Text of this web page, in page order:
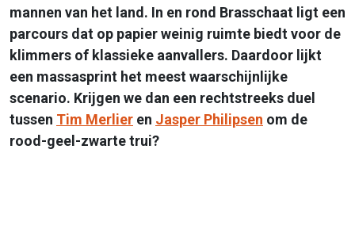
mannen van het land. In en rond Brasschaat ligt een
parcours dat op papier weinig ruimte biedt voor de
klimmers of klassieke aanvallers. Daardoor lijkt
een massasprint het meest waarschijnlijke
scenario. Krijgen we dan een rechtstreeks duel
tussen Tim Merlier en Jasper Philipsen om de
rood-geel-zwarte trui?